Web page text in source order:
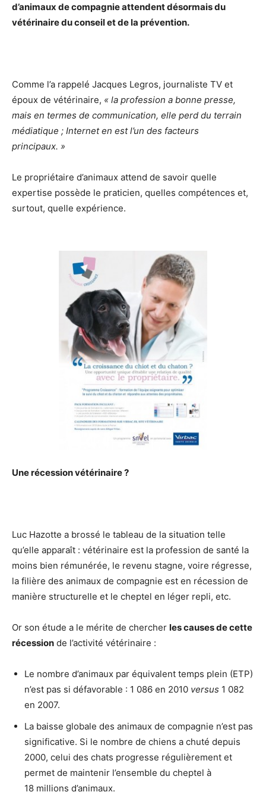
d’animaux de compagnie attendent désormais du
vétérinaire du conseil et de la prévention.
Comme l’a rappelé Jacques Legros, journaliste TV et
époux de vétérinaire, « la profession a bonne presse,
mais en termes de communication, elle perd du terrain
médiatique ; Internet en est l’un des facteurs
principaux. »
Le propriétaire d’animaux attend de savoir quelle
expertise possède le praticien, quelles compétences et,
surtout, quelle expérience.
Une récession vétérinaire ?
Luc Hazotte a brossé le tableau de la situation telle
qu’elle apparaît : vétérinaire est la profession de santé la
moins bien rémunérée, le revenu stagne, voire régresse,
la filière des animaux de compagnie est en récession de
manière structurelle et le cheptel en léger repli, etc.
Or son étude a le mérite de chercher les causes de cette
récession de l’activité vétérinaire :
Le nombre d’animaux par équivalent temps plein (ETP)
n’est pas si défavorable : 1 086 en 2010 versus 1 082
en 2007.
La baisse globale des animaux de compagnie n’est pas
significative. Si le nombre de chiens a chuté depuis
2000, celui des chats progresse régulièrement et
permet de maintenir l’ensemble du cheptel à
18 millions d’animaux.